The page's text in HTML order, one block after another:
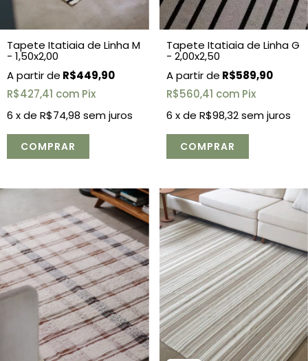
Tapete Itatiaia de Linha M
- 1,50x2,00
R$449,90
R$427,41 com Pix
6 x de R$74,98 sem juros
Tapete Itatiaia de Linha G
- 2,00x2,50
R$589,90
R$560,41 com Pix
6 x de R$98,32 sem juros